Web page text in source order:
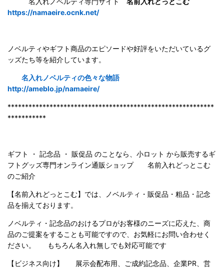
https://namaeire.ocnk.net/
ノベルティやギフト商品のエピソードや好評をいただいているグ
ッズたち等を紹介しています。
名入れノベルティの色々な物語
http://ameblo.jp/namaeire/
***********************************************************
***********
ギフト ・ 記念品 ・ 販促品 のことなら、小ロット から販売するギ
フトグッズ専門オンライン通販ショップ 名前入れどっとこむ
のご紹介
【名前入れどっとこむ】では、ノベルティ・販促品・粗品・記念
品を揃えております。
ノベルティ・記念品のおけるプロがお客様のニーズに応えた、商
品のご提案をすることも可能ですので、お気軽にお問い合わせく
ださい。 もちろん名入れ無しでも対応可能です
【ビジネス向け】 展示会配布用、ご成約記念品、企業PR、営